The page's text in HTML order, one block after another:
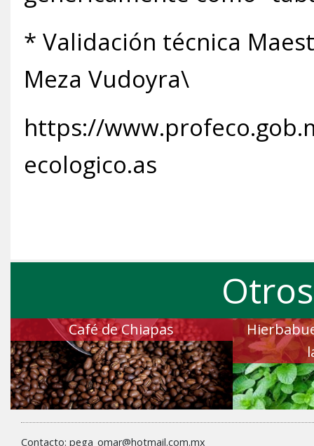
* Validación técnica
Meza Vudoyra\
https://
ecologico.as
Café de Chiapas
Contacto: pega_omar@hotmail.com.mx